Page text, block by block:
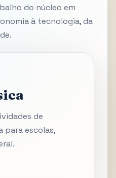
do núcleo em
à tecnologia, da
de
escolas,